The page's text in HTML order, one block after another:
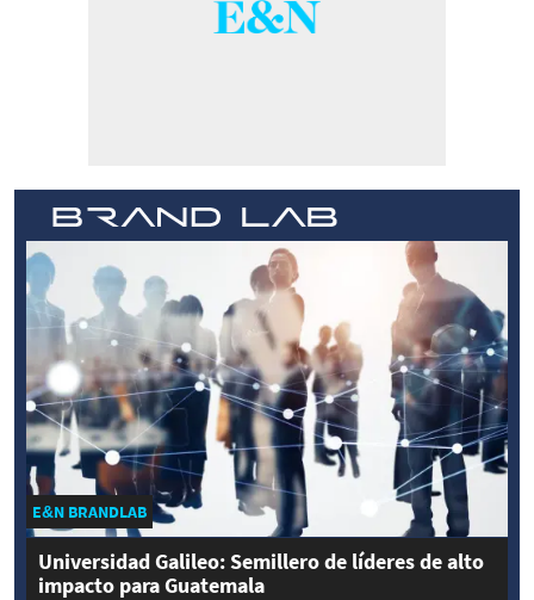
E&N BRANDLAB
Universidad Galileo: Semillero de líderes de alto
impacto para Guatemala